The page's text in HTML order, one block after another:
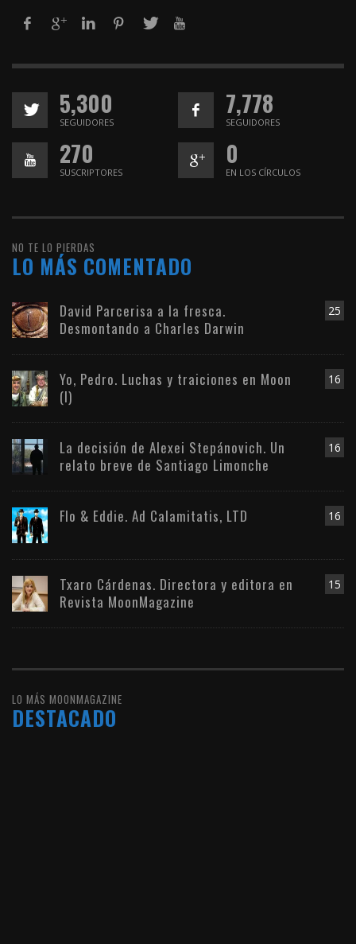
5,300
SEGUIDORES
7,778
SEGUIDORES
270
SUSCRIPTORES
0
EN LOS CÍRCULOS
NO TE LO PIERDAS
LO MÁS COMENTADO
25
David Parcerisa a la fresca.
Desmontando a Charles Darwin
16
Yo, Pedro. Luchas y traiciones en Moon
(I)
16
La decisión de Alexei Stepánovich. Un
relato breve de Santiago Limonche
16
Flo & Eddie. Ad Calamitatis, LTD
15
Txaro Cárdenas. Directora y editora en
Revista MoonMagazine
LO MÁS MOONMAGAZINE
DESTACADO